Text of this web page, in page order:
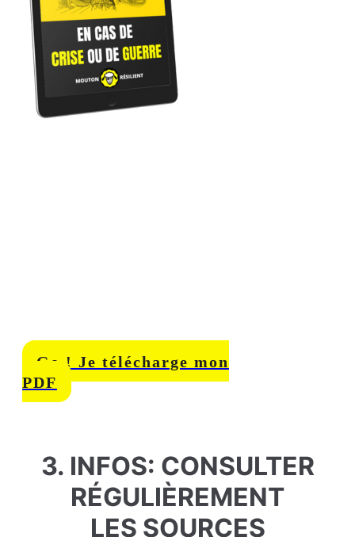
Go ! Je télécharge mon
PDF
3. INFOS: CONSULTER
RÉGULIÈREMENT
LES SOURCES